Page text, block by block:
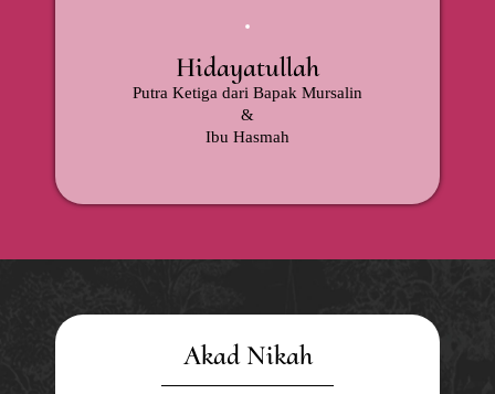
Hidayatullah
Putra Ketiga dari Bapak Mursalin
&
Ibu Hasmah
Akad Nikah